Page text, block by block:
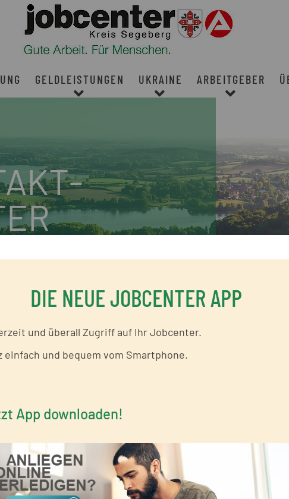
GELDLEISTUNGEN UKRAINE ARBEITGEBER
KONTAKTCENTER
Sonstiges
fündig geworden? Dann können Sie an dieser Stelle Ihr
vornehmen zu können, schildern Sie Ihr Anliegen
Sachlage umfangreichere Klärungen. Sie können
DIE NEUE JOBCENTER APP
und überall Zugriff auf Ihr Jobcenter.
einfach und bequem vom Smartphone.
App downloaden!